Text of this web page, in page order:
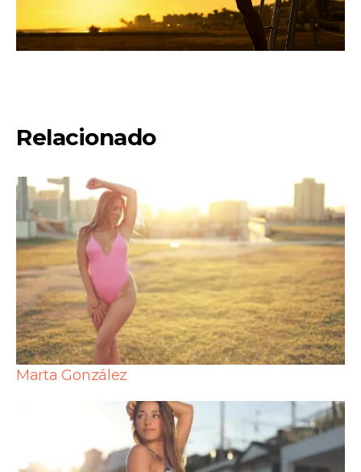
Relacionado
Marta González